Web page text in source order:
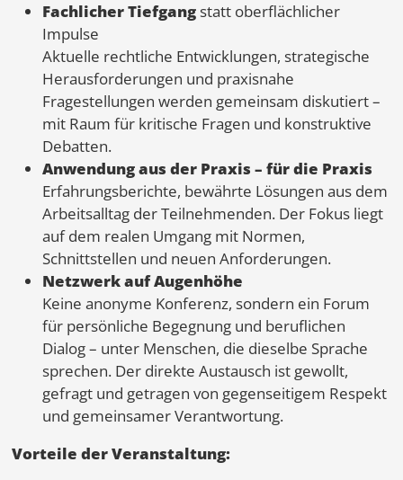
Fachlicher Tiefgangstatt oberflächlicher
Impulse
Aktuelle rechtliche Entwicklungen, strategische
Herausforderungen und praxisnahe
Fragestellungen werden gemeinsam diskutiert –
mit Raum für kritische Fragen und konstruktive
Debatten.
Anwendung aus der Praxis – für die Praxis
Erfahrungsberichte, bewährte Lösungen aus dem
Arbeitsalltag der Teilnehmenden. Der Fokus liegt
auf dem realen Umgang mit Normen,
Schnittstellen und neuen Anforderungen.
Netzwerk auf Augenhöhe
Keine anonyme Konferenz, sondern ein Forum
für persönliche Begegnung und beruflichen
Dialog – unter Menschen, die dieselbe Sprache
sprechen. Der direkte Austausch ist gewollt,
gefragt und getragen von gegenseitigem Respekt
und gemeinsamer Verantwortung.
Vorteile der Veranstaltung: